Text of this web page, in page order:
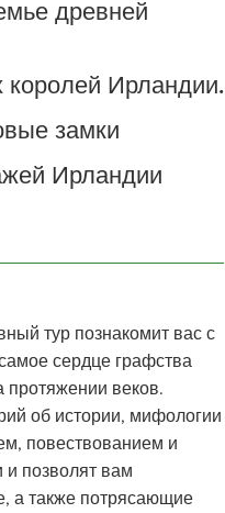
древней
королей Ирландии.
замки
Ирландии
тур познакомит вас с
сердце графства
протяжении веков.
об истории, мифологии
повествованием и
и позволят вам
а также потрясающие